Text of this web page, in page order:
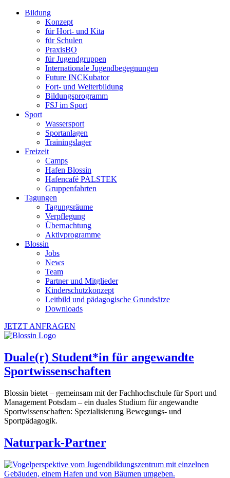
Bildung
Konzept
für Hort- und Kita
für Schulen
PraxisBO
für Jugendgruppen
Internationale Jugendbegegnungen
Future INCKubator
Fort- und Weiterbildung
Bildungsprogramm
FSJ im Sport
Sport
Wassersport
Sportanlagen
Trainingslager
Freizeit
Camps
Hafen Blossin
Hafencafé PALSTEK
Gruppenfahrten
Tagungen
Tagungsräume
Verpflegung
Übernachtung
Aktivprogramme
Blossin
Jobs
News
Team
Partner und Mitglieder
Kinderschutzkonzept
Leitbild und pädagogische Grundsätze
Downloads
JETZT ANFRAGEN
Duale(r) Student*in für angewandte
Sportwissenschaften
Blossin bietet – gemeinsam mit der Fachhochschule für Sport und
Management Potsdam – ein duales Studium für angewandte
Sportwissenschaften: Spezialisierung Bewegungs- und
Sportpädagogik.
Naturpark-Partner